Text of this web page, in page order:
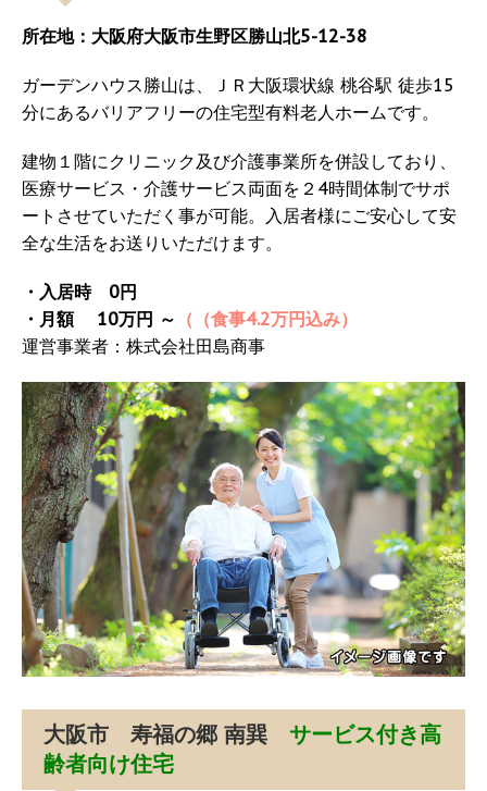
所在地：大阪府大阪市生野区勝山北5-12-38
ガーデンハウス勝山は、ＪＲ大阪環状線 桃谷駅 徒歩15
分にあるバリアフリーの住宅型有料老人ホームです。
建物１階にクリニック及び介護事業所を併設しており、
医療サービス・介護サービス両面を２4時間体制でサポ
ートさせていただく事が可能。入居者様にご安心して安
全な生活をお送りいただけます。
・入居時 0円
・月額 10万円 ～ （（食事4.2万円込み）
運営事業者：株式会社田島商事
大阪市 寿福の郷 南巽 サービス付き高
齢者向け住宅